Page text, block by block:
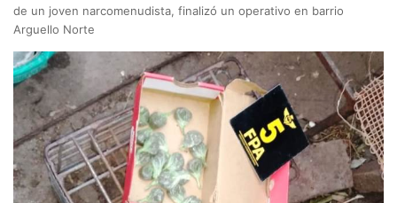
de un joven narcomenudista, finalizó un operativo en barrio
Arguello Norte